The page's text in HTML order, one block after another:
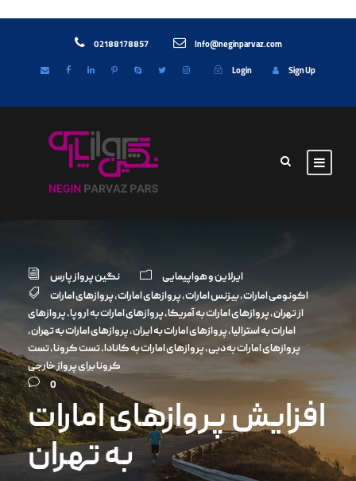
02188178857 Info@neginparvaz.com
Login Sign Up
نگین پرواز پارس
ایرلاین و هواپیمایی
اکونومی امارات,بیزنس امارات,پروازهای امارات,پروازهای امارات
از تهران,پروازهای امارات به آمریکا,پروازهای امارات به اروپا,پروازهای
امارات به استرالیا,پروازهای امارات به ایران,پروازهای امارات به تهران,
پروازهای امارات به دبی,پروازهای امارات به کانادا,تست کرونا,تست
کرونا برای پرواز خارجی
0
افزایش پروازهای امارات
به تهران